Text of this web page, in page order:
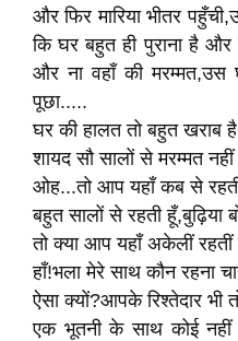
और फिर मारिया भीतर
कि घर बहुत ही पुराना है और
और ना वहाँ की मरम्मत,उस
पूछा.....
घर की हालत तो बहुत खराब
शायद सौ सालों से मरम्मत नहीं
ओह...तो आप यहाँ कब से रहतीं
बहुत सालों से रहती हूँ,बुढ़िया
तो क्या आप यहाँ अकेलीं रहतीं
हाँ!भला मेरे साथ कौन रहना
ऐसा क्यों?आपके रिश्तेदार भी
एक भूतनी के साथ कोई नहीं